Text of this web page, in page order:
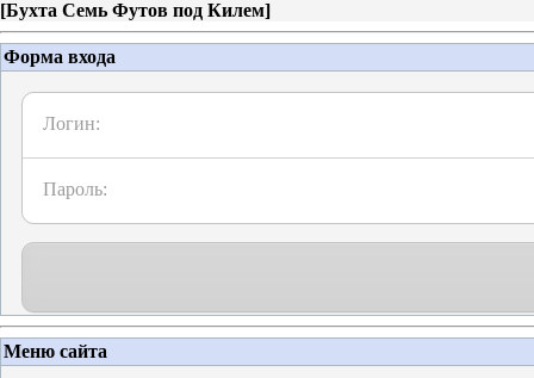
[Бухта Семь Футов под Килем]
Форма входа
Логин:
Пароль:
Меню сайта